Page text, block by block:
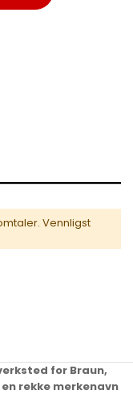
Vennligst
for Braun,
rekke merkenavn